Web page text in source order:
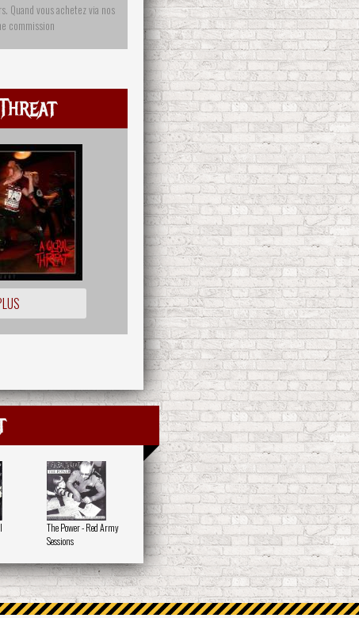
Quand vous achetez via nos
commission
The Power - Red Army
Sessions